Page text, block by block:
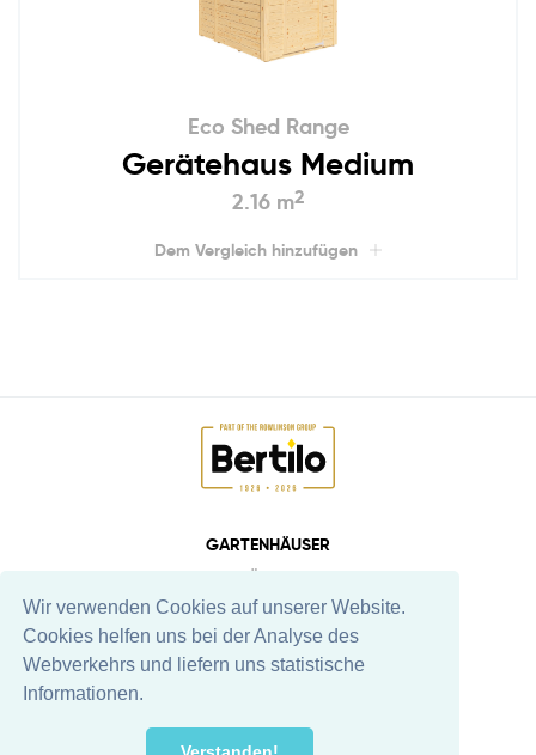
Wir verwenden Cookies auf unserer Website.
Cookies helfen uns bei der Analyse des
Webverkehrs und liefern uns statistische
Informationen.
Eco Shed Range
Gerätehaus Medium
2.16 m2
Dem Vergleich hinzufügen
GARTENHÄUSER
ÜBER
KONTAKT
TEAM
HINWEISE
EE DE EN FR